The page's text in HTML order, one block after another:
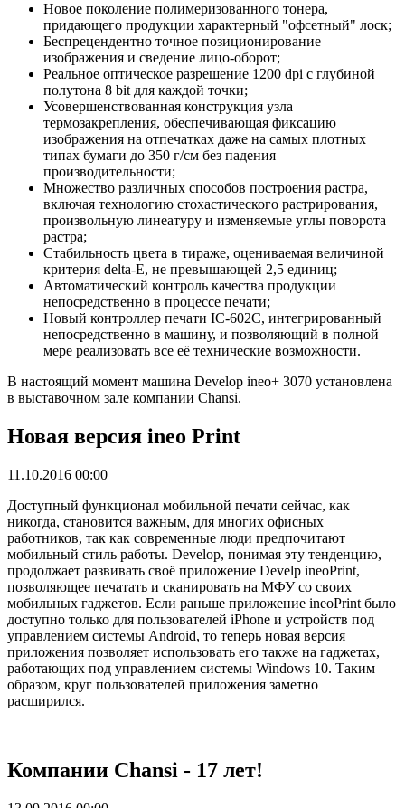
Новое поколение полимеризованного тонера,
придающего продукции характерный "офсетный" лоск;
Беспрецендентно точное позиционирование
изображения и сведение лицо-оборот;
Реальное оптическое разрешение 1200 dpi c глубиной
полутона 8 bit для каждой точки;
Усовершенствованная конструкция узла
термозакрепления, обеспечивающая фиксацию
изображения на отпечатках даже на самых плотных
типах бумаги до 350 г/см без падения
производительности;
Множество различных способов построения растра,
включая технологию стохастического растрирования,
произвольную линеатуру и изменяемые углы поворота
растра;
Стабильность цвета в тираже, оцениваемая величиной
критерия delta-E, не превышающей 2,5 единиц;
Автоматический контроль качества продукции
непосредственно в процессе печати;
Новый контроллер печати IC-602С, интегрированный
непосредственно в машину, и позволяющий в полной
мере реализовать все её технические возможности.
В настоящий момент машина Develop ineo+ 3070 установлена
в выставочном зале компании Chansi.
Новая версия ineo Print
11.10.2016 00:00
Доступный функционал мобильной печати сейчас, как
никогда, становится важным, для многих офисных
работников, так как современные люди предпочитают
мобильный стиль работы. Develop, понимая эту тенденцию,
продолжает развивать своё приложение Develp ineoPrint,
позволяющее печатать и сканировать на МФУ со своих
мобильных гаджетов. Если раньше приложение ineoPrint было
доступно только для пользователей iPhone и устройств под
управлением системы Android, то теперь новая версия
приложения позволяет использовать его также на гаджетах,
работающих под управлением системы Windows 10. Таким
образом, круг пользователей приложения заметно
расширился.
Компании Chansi - 17 лет!